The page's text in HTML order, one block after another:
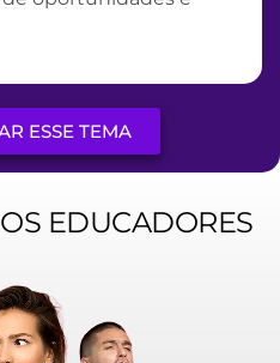
ESSE TEMA
EDUCADORES